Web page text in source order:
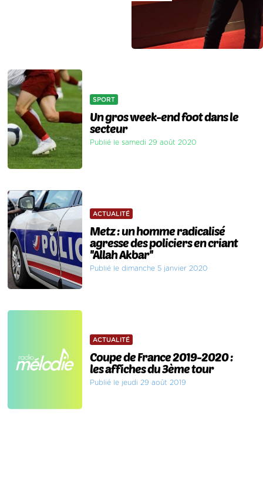
SPORT
Un gros week-end foot dans le
secteur
Publié le samedi 29 août 2020
ACTUALITÉ
Metz : un homme radicalisé
agresse des policiers en criant
''Allah Akbar''
Publié le dimanche 5 janvier 2020
ACTUALITÉ
Coupe de France 2019-2020 :
les affiches du 3ème tour
Publié le jeudi 29 août 2019